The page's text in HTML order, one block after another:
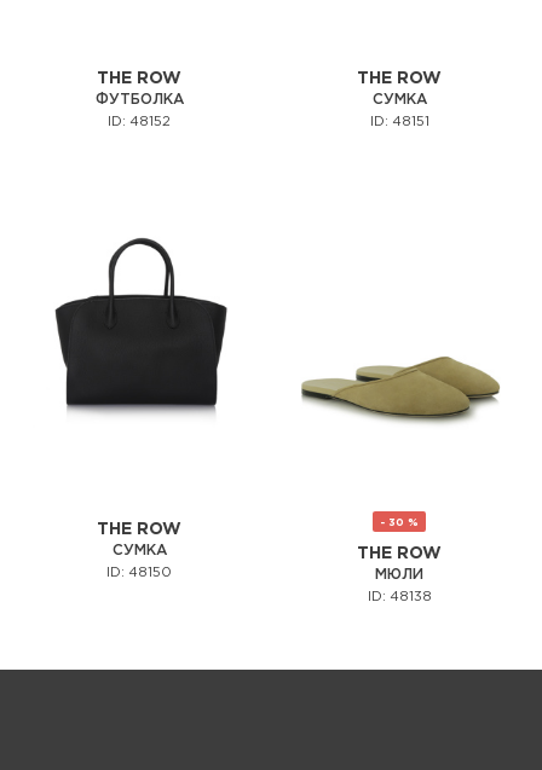
THE ROW
ФУТБОЛКА
ID: 48152
THE ROW
СУМКА
ID: 48151
THE ROW
СУМКА
ID: 48150
- 30 %
THE ROW
МЮЛИ
ID: 48138